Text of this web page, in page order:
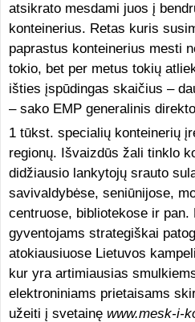
atsikrato mesdami juos į
konteinerius. Retas kuris
paprastus konteinerius mesti
tokio, bet per metus tokių
išties įspūdingas skaičius –
– sako EMP generalinis
1 tūkst. specialių konteinerių
regionų. Išvaizdūs žali tinklo
didžiausio lankytojų srauto
savivaldybėse, seniūnijose,
centruose, bibliotekose ir pan.
gyventojams strategiškai
atokiausiuose Lietuvos
kur yra artimiausias
elektroniniams prietaisams
užeiti į svetainę www.mesk-i-